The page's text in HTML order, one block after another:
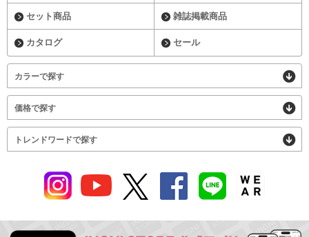
セット商品 雑誌掲載商品
カタログ セール
カラーで探す
価格で探す
トレンドワードで探す